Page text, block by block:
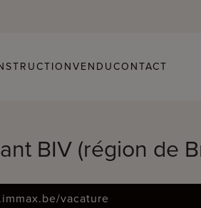
VENDUCONTACT
BIV (région de
vacature